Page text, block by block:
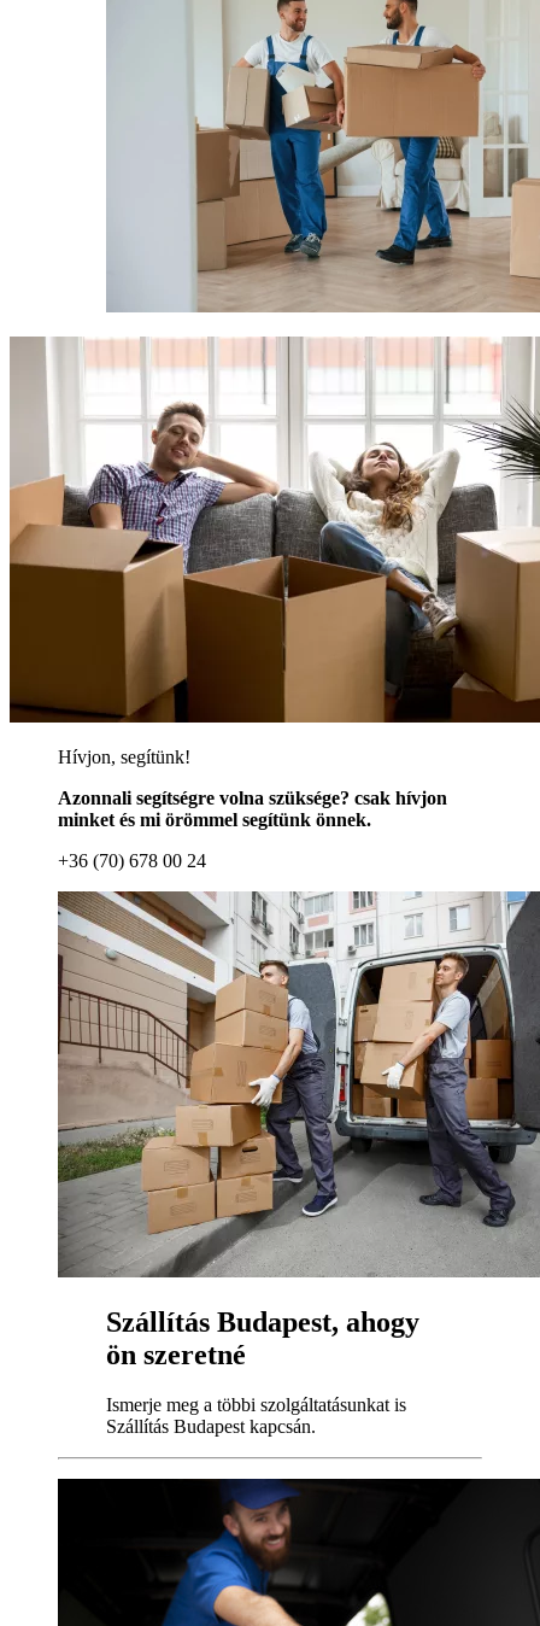
Hívjon, segítünk!
Azonnali segítségre volna szüksége? csak hívjon
minket és mi örömmel segítünk önnek.
+36 (70) 678 00 24
Szállítás Budapest, ahogy
ön szeretné
Ismerje meg a többi szolgáltatásunkat is
Szállítás Budapest kapcsán.